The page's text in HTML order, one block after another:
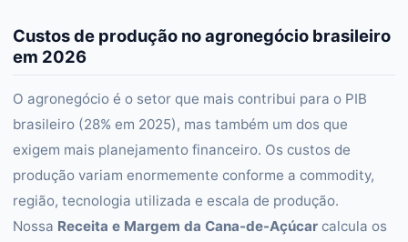
Custos de produção no agronegócio brasileiro
em 2026
O agronegócio é o setor que mais contribui para o PIB
brasileiro (28% em 2025), mas também um dos que
exigem mais planejamento financeiro. Os custos de
produção variam enormemente conforme a commodity,
região, tecnologia utilizada e escala de produção.
Nossa Receita e Margem da Cana-de-Açúcar calcula os